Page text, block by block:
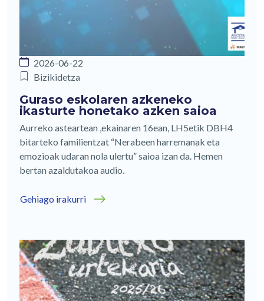
2026-06-22
Bizikidetza
Guraso eskolaren azkeneko
ikasturte honetako azken saioa
Aurreko asteartean ,ekainaren 16ean, LH5etik DBH4
bitarteko familientzat “Nerabeen harremanak eta
emozioak udaran nola ulertu” saioa izan da. Hemen
bertan azaldutakoa audio.
Gehiago irakurri